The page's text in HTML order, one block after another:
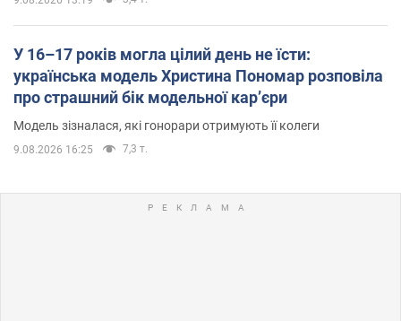
У 16–17 років могла цілий день не їсти:
українська модель Христина Пономар розповіла
про страшний бік модельної кар’єри
Модель зізналася, які гонорари отримують її колеги
9.08.2026 16:25 7,3 т.